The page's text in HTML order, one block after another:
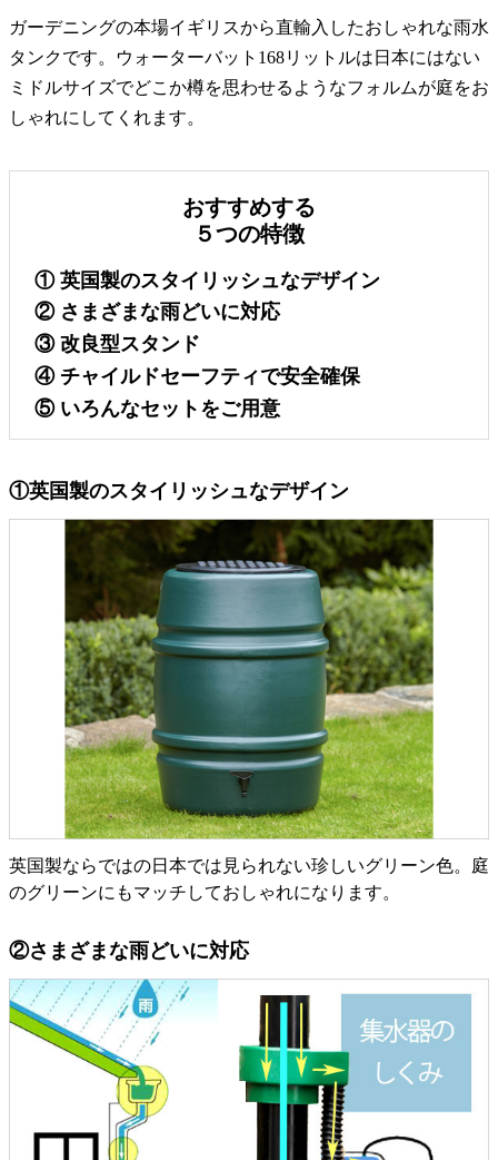
ガーデニングの本場イギリスから直輸入したおしゃれな雨水
タンクです。ウォーターバット168リットルは日本にはない
ミドルサイズでどこか樽を思わせるようなフォルムが庭をお
しゃれにしてくれます。
おすすめする
５つの特徴
① 英国製のスタイリッシュなデザイン
② さまざまな雨どいに対応
③ 改良型スタンド
④ チャイルドセーフティで安全確保
⑤ いろんなセットをご用意
①英国製のスタイリッシュなデザイン
英国製ならではの日本では見られない珍しいグリーン色。庭
のグリーンにもマッチしておしゃれになります。
②さまざまな雨どいに対応